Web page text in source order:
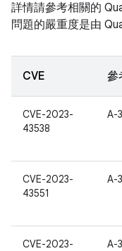
詳情請參考相關的
問題的嚴重度是由
CVE 參
CVE-2023-
43538
A-
CVE-2023-
43551
A-
CVE-2023-
A-